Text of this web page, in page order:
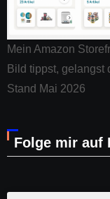
Mein Amazon
Bild tippst, gelangst
Stand Mai 2026
Folge mir auf